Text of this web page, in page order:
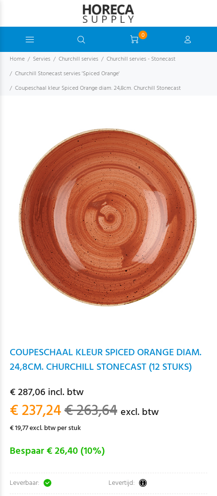
0
Home Servies Churchill servies
Churchill servies - Stonecast
Churchill Stonecast servies 'Spiced Orange'
Coupeschaal kleur Spiced Orange diam. 24,8cm. Churchill Stonecast
COUPESCHAAL KLEUR SPICED ORANGE DIAM.
24,8CM. CHURCHILL STONECAST (12 STUKS)
€ 287,06 incl. btw
€ 237,24€ 263,64 excl. btw
€ 19,77 excl. btw per stuk
Bespaar € 26,40 (10%)
Leverbaar: Levertijd: